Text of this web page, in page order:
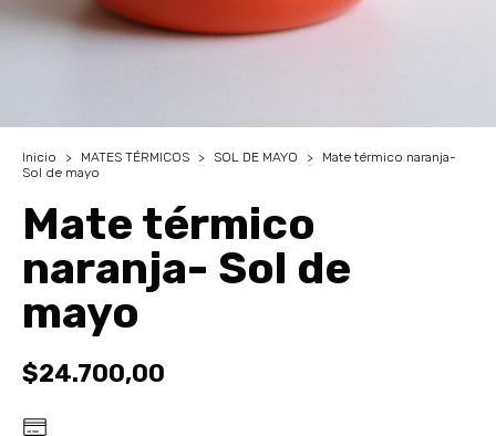
Inicio > MATES TÉRMICOS > SOL DE MAYO >
Mate térmico naranja-
Sol de mayo
Mate térmico
naranja- Sol de
mayo
$24.700,00